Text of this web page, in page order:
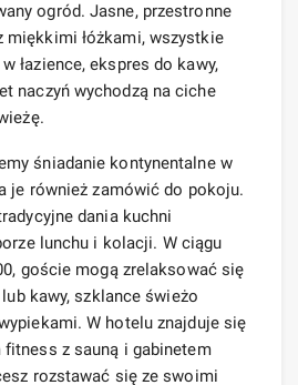
ogród. Jasne, przestronne
miękkimi łóżkami, wszystkie
łazience, ekspres do kawy,
naczyń wychodzą na ciche
śniadanie kontynentalne w
je również zamówić do pokoju.
dania kuchni
lunchu i kolacji. W ciągu
goście mogą zrelaksować się
kawy, szklance świeżo
W hotelu znajduje się
z sauną i gabinetem
rozstawać się ze swoimi